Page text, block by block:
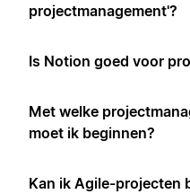
projectmanagement'?
Is Notion goed voor
Met welke
moet ik beginnen?
Kan ik Agile-projecten